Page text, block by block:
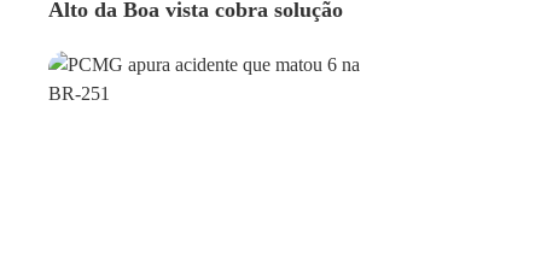
Alto da Boa vista cobra solução